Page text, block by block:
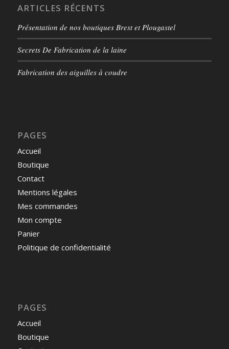
ARTICLES RÉCENTS
Présentation de nos boutiques Brest et Plougastel
Secrets De Fabrication de la laine
Fabrication des aiguilles à coudre
PAGES
Accueil
Boutique
Contact
Mentions légales
Mes commandes
Mon compte
Panier
Politique de confidentialité
PAGES
Accueil
Boutique